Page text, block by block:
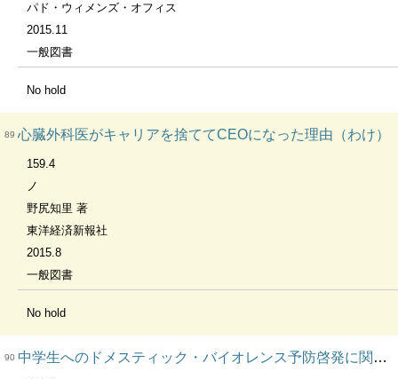
パド・ウィメンズ・オフィス
2015.11
一般図書
No hold
89 心臓外科医がキャリアを捨ててCEOになった理由（わけ）
159.4
ノ
野尻知里 著
東洋経済新報社
2015.8
一般図書
No hold
90 中学生へのドメスティック・バイオレンス予防啓発に関する研究